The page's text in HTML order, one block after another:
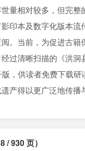
量相对较多，但完整
印本及数字化版本流
。当前，为促进古籍
过清晰扫描的《洪洞
，供读者免费下载研
产得以更广泛地传播
/ 930 页）